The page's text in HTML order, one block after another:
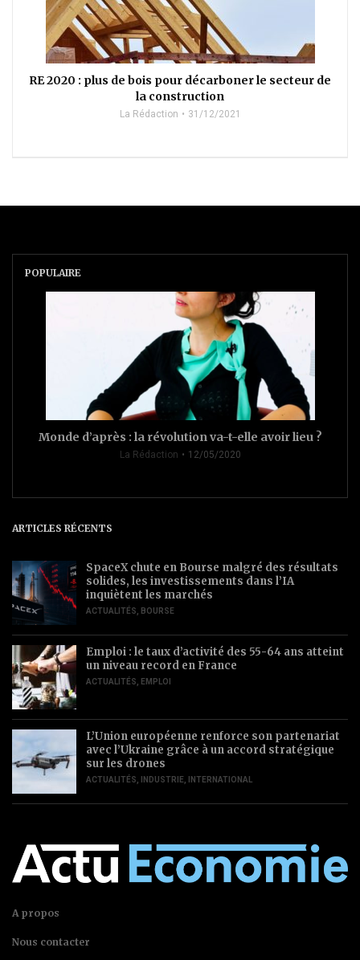
RE 2020 : plus de bois pour décarboner le secteur de
la construction
La Rédaction 31/12/2021
POPULAIRE
Monde d’après : la révolution va-t-elle avoir lieu ?
La Rédaction 12/05/2020
ARTICLES RÉCENTS
SpaceX chute en Bourse malgré des résultats
solides, les investissements dans l’IA
inquiètent les marchés
ACTUALITÉS BOURSE
Emploi : le taux d’activité des 55-64 ans atteint
un niveau record en France
ACTUALITÉS EMPLOI
L’Union européenne renforce son partenariat
avec l’Ukraine grâce à un accord stratégique
sur les drones
ACTUALITÉS INDUSTRIE INTERNATIONAL
A propos
Nous contacter